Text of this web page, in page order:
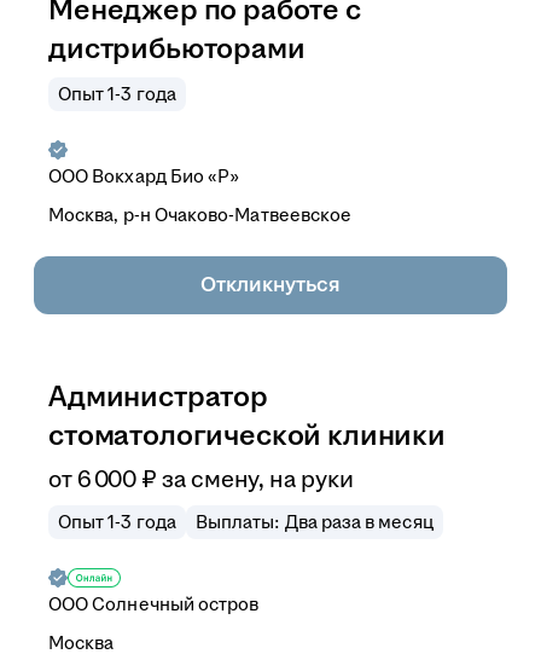
Менеджер по работе с
дистрибьюторами
Опыт 1-3 года
ООО Вокхард Био «Р»
Москва, р-н Очаково-Матвеевское
Откликнуться
Администратор
стоматологической клиники
от6 000 ₽ за смену, на руки
Опыт 1-3 года Выплаты: Два раза в месяц
ОООСолнечный остров
Москва